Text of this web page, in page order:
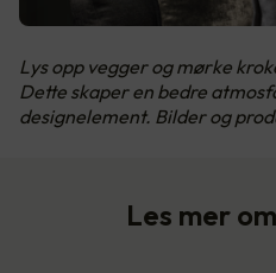
Lys opp vegger og mørke
Dette skaper en bedre
designelement. Bilder og
Les mer